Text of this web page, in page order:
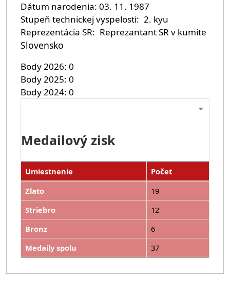
Dátum narodenia 03. 11. 1987
Stupeň technickej vyspelosti
2. kyu
Reprezentácia SR
Reprezantant SR v kumite
Slovensko
Body 2026 0
Body 2025 0
Body 2024 0
Medailový zisk
Umiestnenie
Počet
Zlato
19
Striebro
12
Bronz
6
Medaily spolu
37